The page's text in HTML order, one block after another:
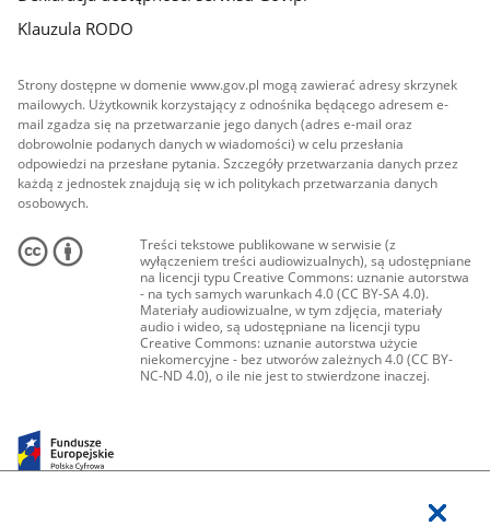
Klauzula RODO
Strony dostępne w domenie www.gov.pl mogą zawierać adresy skrzynek
mailowych. Użytkownik korzystający z odnośnika będącego adresem e-
mail zgadza się na przetwarzanie jego danych (adres e-mail oraz
dobrowolnie podanych danych w wiadomości) w celu przesłania
odpowiedzi na przesłane pytania. Szczegóły przetwarzania danych przez
każdą z jednostek znajdują się w ich politykach przetwarzania danych
osobowych.
Treści tekstowe publikowane w serwisie (z
wyłączeniem treści audiowizualnych), są udostępniane
na licencji typu Creative Commons: uznanie autorstwa
- na tych samych warunkach 4.0 (CC BY-SA 4.0).
Materiały audiowizualne, w tym zdjęcia, materiały
audio i wideo, są udostępniane na licencji typu
Creative Commons: uznanie autorstwa użycie
niekomercyjne - bez utworów zależnych 4.0 (CC BY-
NC-ND 4.0), o ile nie jest to stwierdzone inaczej.